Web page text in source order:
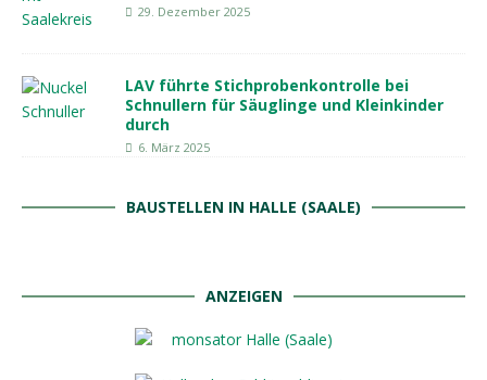
29. Dezember 2025
LAV führte Stichprobenkontrolle bei
Schnullern für Säuglinge und Kleinkinder
durch
6. März 2025
BAUSTELLEN IN HALLE (SAALE)
ANZEIGEN